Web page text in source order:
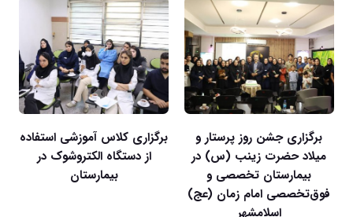
برگزاری جشن روز پرستار و
میلاد حضرت زینب (س) در
بیمارستان تخصصی و
فوق‌تخصصی امام زمان (عج)
برگزاری کلاس آموزشی استفاده
از دستگاه الکتروشوک در
بیمارستان